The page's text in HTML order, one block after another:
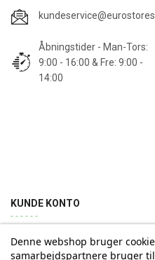
Åbningstider - Man-Tors:
9:00 - 16:00 & Fre: 9:00 -
14:00
KUNDE KONTO
Min konto Ordrehistorik
Denne webshop bruger
samarbejdspartnere bruger